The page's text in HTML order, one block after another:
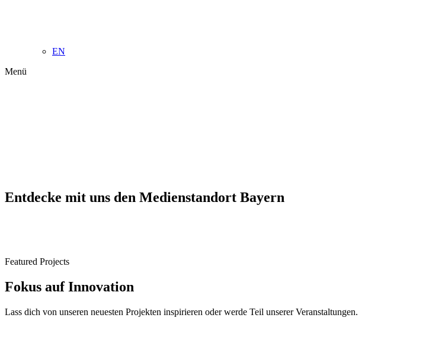
EN
Menü
Entdecke mit uns den Medien­standort Bayern
Featured Projects
Fokus auf Innovation
Lass dich von unseren neuesten Projekten inspirieren oder werde Teil unserer Veranstaltungen.